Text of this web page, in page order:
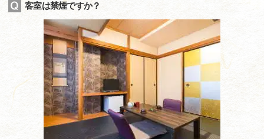
客室は禁煙ですか？